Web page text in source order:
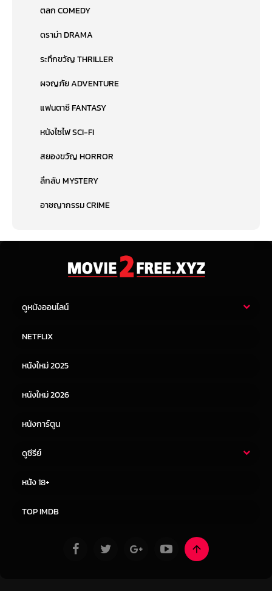
ตลก COMEDY
ดราม่า DRAMA
ระทึกขวัญ THRILLER
ผจญภัย ADVENTURE
แฟนตาซี FANTASY
หนังไซไฟ SCI-FI
สยองขวัญ HORROR
ลึกลับ MYSTERY
อาชญากรรม CRIME
ดูหนังออนไลน์
หนังจีน
NETFLIX
หนังใหม่ 2025
หนังใหม่ 2026
หนังการ์ตูน
ดูซีรีย์
หนัง 18+
TOP IMDB